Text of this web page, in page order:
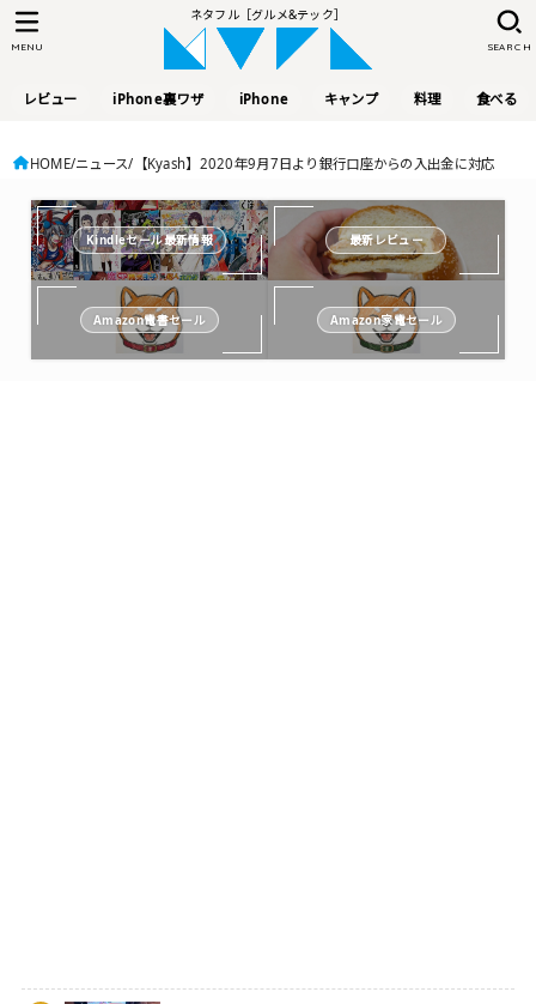
ネタフル［グルメ&テック］
レビュー iPhone裏ワザ iPhone キャンプ 料理 食べる
SEARCH
MENU
HOME ニュース 【Kyash】2020年9月7日より銀行口座からの入出金に対応
Kindleセール最新情報 最新レビュー
Amazon電書セール Amazon家電セール